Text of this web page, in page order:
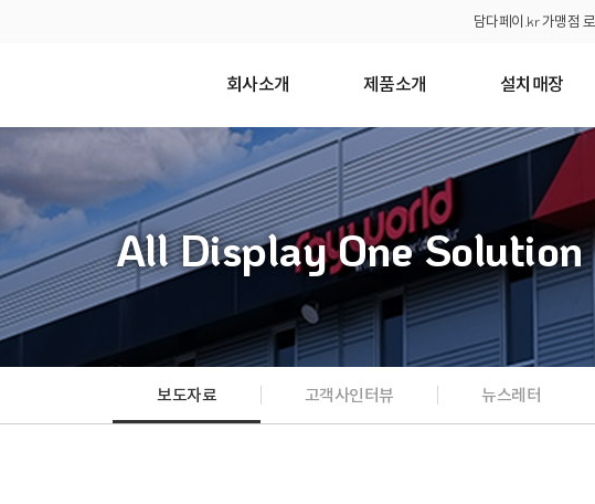
담다페이.kr 가맹점
회사소개 제품소개 설치매장
All Display One Solution
보도자료 고객사인터뷰 뉴스레터